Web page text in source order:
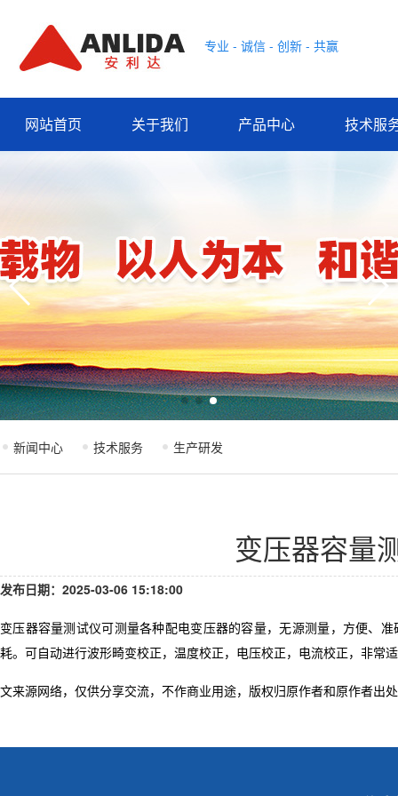
专业 - 诚信 - 创新 - 共赢
网站首页 关于我们 产品中心 技术服
新闻中心 技术服务 生产研发
变压器容量
发布日期：2025-03-06 15:18:00
变压器容量测试仪可测量各种配电变压器的容量，无源测量，方便、
耗。可自动进行波形畸变校正，温度校正，电压校正，电流校正，非常
文来源网络，仅供分享交流，不作商业用途，版权归原作者和原作者出